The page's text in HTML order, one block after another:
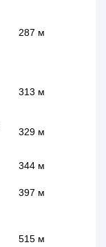
287 м
313 м
329 м
344 м
397 м
515 м